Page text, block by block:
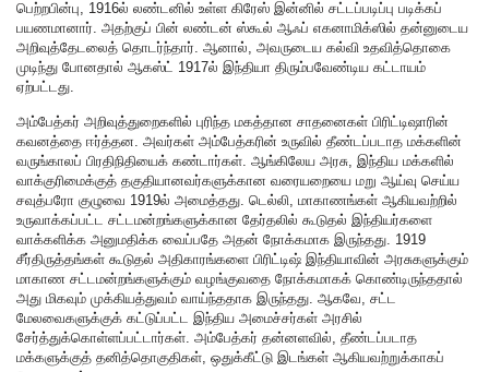
பெற்றபின்பு, 1916ல் லண்டனில் உள்ள கிரேஸ் இன்னில் சட்டப்படிப்பு படிக்கப்
பயணமானார். அதற்குப் பின் லண்டன் ஸ்கூல் ஆஃப் எகனாமிக்ஸில் தன்னுடைய
அறிவுத்தேடலைத் தொடர்ந்தார். ஆனால், அவருடைய கல்வி உதவித்தொகை
முடிந்து போனதால் ஆகஸ்ட் 1917ல் இந்தியா திரும்பவேண்டிய கட்டாயம்
ஏற்பட்டது.
அம்பேத்கர் அறிவுத்துறைகளில் புரிந்த மகத்தான சாதனைகள் பிரிட்டிஷாரின்
கவனத்தை ஈர்த்தன. அவர்கள் அம்பேத்கரின் உருவில் தீண்டப்படாத மக்களின்
வருங்காலப் பிரதிநிதியைக் கண்டார்கள். ஆங்கிலேய அரசு, இந்திய மக்களில்
வாக்குரிமைக்குத் தகுதியானவர்களுக்கான வரையறையை மறு ஆய்வு செய்ய
சவுத்பரோ குழுவை 1919ல் அமைத்தது. டெல்லி, மாகாணங்கள் ஆகியவற்றில்
உருவாக்கப்பட்ட சட்டமன்றங்களுக்கான தேர்தலில் கூடுதல் இந்தியர்களை
வாக்களிக்க அனுமதிக்க வைப்பதே அதன் நோக்கமாக இருந்தது. 1919
சீர்திருத்தங்கள் கூடுதல் அதிகாரங்களை பிரிட்டிஷ் இந்தியாவின் அரசுகளுக்கும்
மாகாண சட்டமன்றங்களுக்கும் வழங்குவதை நோக்கமாகக் கொண்டிருந்ததால்
அது மிகவும் முக்கியத்துவம் வாய்ந்ததாக இருந்தது. ஆகவே, சட்ட
மேலவைகளுக்குக் கட்டுப்பட்ட இந்திய அமைச்சர்கள் அரசில்
சேர்த்துக்கொள்ளப்பட்டார்கள். அம்பேத்கர் தன்னளவில், தீண்டப்படாத
மக்களுக்குத் தனித்தொகுதிகள், ஒதுக்கீட்டு இடங்கள் ஆகியவற்றுக்காகப்